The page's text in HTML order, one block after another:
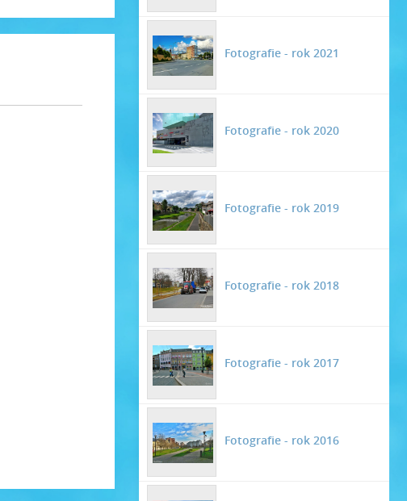
Fotografie - rok 2021
Fotografie - rok 2020
Fotografie - rok 2019
Fotografie - rok 2018
Fotografie - rok 2017
Fotografie - rok 2016